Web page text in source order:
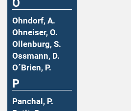
O
Ohndorf, A.
Ohneiser, O.
Ollenburg, S.
Ossmann, D.
O´Brien, P.
P
Panchal, P.